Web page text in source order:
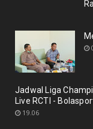
Jadwal Liga
Live RCTI -
19.06